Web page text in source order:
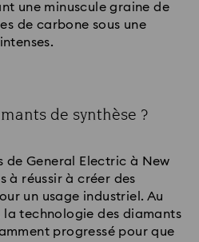
une minuscule graine de
de carbone sous une
de synthèse ?
de General Electric à New
à réussir à créer des
un usage industriel. Au
la technologie des diamants
progressé pour que